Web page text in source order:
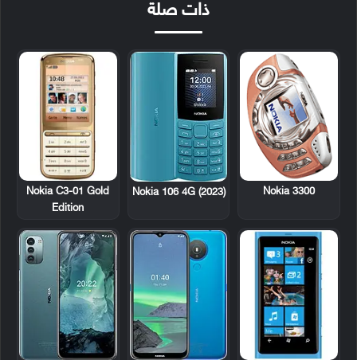
ذات صلة
Nokia 3300
Nokia 106 4G (2023)
Nokia C3-01 Gold
Edition